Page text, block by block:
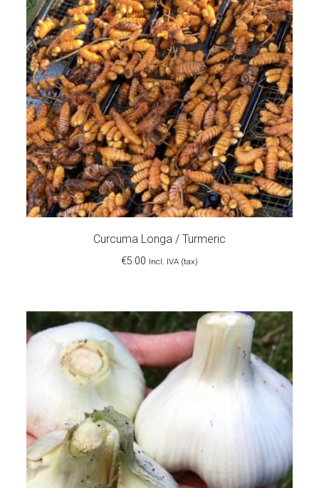
Curcuma Longa / Turmeric
€5.00 Incl. IVA (tax)